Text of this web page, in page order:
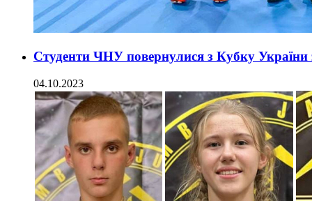
Студенти ЧНУ повернулися з Кубку
04.10.2023